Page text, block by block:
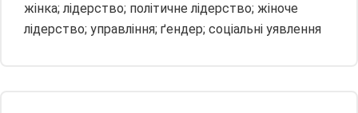
жінка; лідерство; політичне лідерство; жіноче
лідерство; управління; ґендер; соціальні уявлення